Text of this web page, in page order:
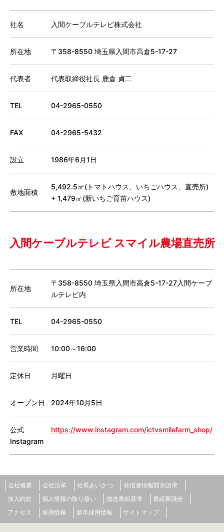
社名 入間ケーブルテレビ株式会社
所在地 〒358-8550 埼玉県入間市高倉5-17-27
代表者 代表取締役社長 鹿倉 貞二
TEL 04-2965-0550
FAX 04-2965-5432
設立 1986年6月1日
敷地面積
5,492.5㎡(トマトハウス、いちごハウス、直売所)
+ 1,479㎡(新いちご育苗ハウス)
入間ケーブルテレビ スマイル農場直売所
所在地
〒358-8550 埼玉県入間市高倉5-17-27入間ケーブ
ルテレビ内
TEL 04-2965-0550
営業時間 10:00～16:00
定休日 月曜日
オープン日 2024年10月5日
公式
Instagram
https://www.instagram.com/ictvsmilefarm_shop/
会社概要 会社沿革 社長あいさつ
発信者情報開示請求
加入約款
個人情報の取り扱い 放送番組基準
番組審議会
アクセス
採用情報 新卒採用情報 サイトマップ